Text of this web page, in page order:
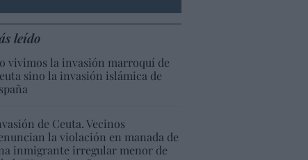
leído
vivimos la invasión marroquí de
sino la invasión islámica de
de Ceuta. Vecinos
la violación en manada de
inmigrante irregular menor de